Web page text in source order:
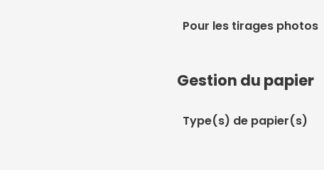
Pour les tirages photos
Gestion du papier
Type(s) de papier(s)